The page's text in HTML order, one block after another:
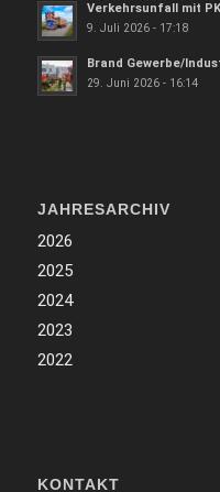
Verkehrsunfall mit
9. Juli 2026 - 17:18
Brand Gewerbe/
29. Juni 2026 - 16:14
JAHRESARCHIV
2026
2025
2024
2023
2022
KONTAKT